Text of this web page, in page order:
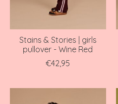
Stains & Stories | girls
pullover - Wine Red
€42,95